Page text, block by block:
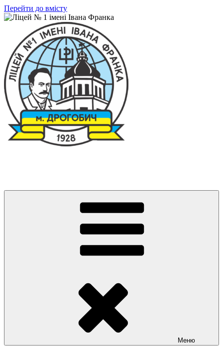
Перейти до вмісту
Меню